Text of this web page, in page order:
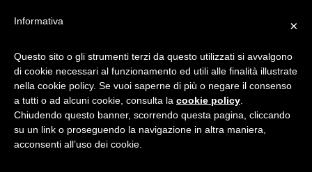
RICICLO PENNELLI
×
Informativa
Questo sito o gli strumenti terzi da questo utilizzati si avvalgono
di cookie necessari al funzionamento ed utili alle finalità illustrate
nella cookie policy. Se vuoi saperne di più o negare il consenso
a tutti o ad alcuni cookie, consulta la cookie policy
Chiudendo questo banner, scorrendo questa pagina, cliccando
su un link o proseguendo la navigazione in altra maniera,
acconsenti all’uso dei cookie.